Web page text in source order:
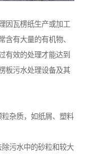
因瓦楞纸生产或加工
含有大量的有机物、
有效的处理才能达到
板污水处理设备及其
杂质，如纸屑、塑料
污水中的砂粒和较大